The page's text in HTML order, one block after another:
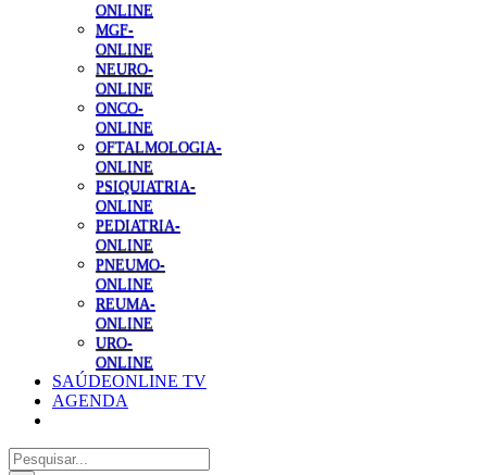
ONLINE
MGF-
ONLINE
NEURO-
ONLINE
ONCO-
ONLINE
OFTALMOLOGIA-
ONLINE
PSIQUIATRIA-
ONLINE
PEDIATRIA-
ONLINE
PNEUMO-
ONLINE
REUMA-
ONLINE
URO-
ONLINE
SAÚDEONLINE TV
AGENDA
Pesquisar